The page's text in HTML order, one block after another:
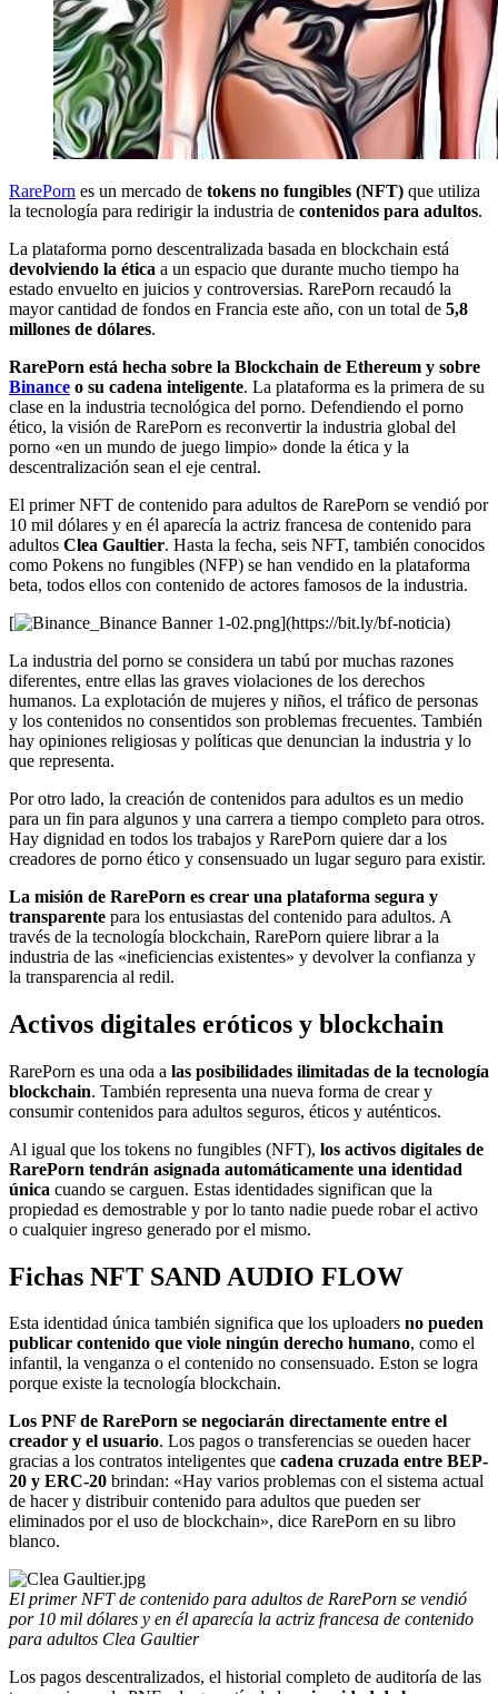
RarePorn es un mercado de tokens no fungibles (NFT) que utiliza
la tecnología para redirigir la industria de contenidos para adultos.
La plataforma porno descentralizada basada en blockchain está
devolviendo la ética a un espacio que durante mucho tiempo ha
estado envuelto en juicios y controversias. RarePorn recaudó la
mayor cantidad de fondos en Francia este año, con un total de 5,8
millones de dólares.
RarePorn está hecha sobre la Blockchain de Ethereum y sobre
Binance o su cadena inteligente. La plataforma es la primera de su
clase en la industria tecnológica del porno. Defendiendo el porno
ético, la visión de RarePorn es reconvertir la industria global del
porno «en un mundo de juego limpio» donde la ética y la
descentralización sean el eje central.
El primer NFT de contenido para adultos de RarePorn se vendió por
10 mil dólares y en él aparecía la actriz francesa de contenido para
adultos Clea Gaultier. Hasta la fecha, seis NFT, también conocidos
como Pokens no fungibles (NFP) se han vendido en la plataforma
beta, todos ellos con contenido de actores famosos de la industria.
[
](https://bit.ly/bf-noticia)
La industria del porno se considera un tabú por muchas razones
diferentes, entre ellas las graves violaciones de los derechos
humanos. La explotación de mujeres y niños, el tráfico de personas
y los contenidos no consentidos son problemas frecuentes. También
hay opiniones religiosas y políticas que denuncian la industria y lo
que representa.
Por otro lado, la creación de contenidos para adultos es un medio
para un fin para algunos y una carrera a tiempo completo para otros.
Hay dignidad en todos los trabajos y RarePorn quiere dar a los
creadores de porno ético y consensuado un lugar seguro para existir.
La misión de RarePorn es crear una plataforma segura y
transparente para los entusiastas del contenido para adultos. A
través de la tecnología blockchain, RarePorn quiere librar a la
industria de las «ineficiencias existentes» y devolver la confianza y
la transparencia al redil.
Activos digitales eróticos y blockchain
RarePorn es una oda a las posibilidades ilimitadas de la tecnología
blockchain. También representa una nueva forma de crear y
consumir contenidos para adultos seguros, éticos y auténticos.
Al igual que los tokens no fungibles (NFT), los activos digitales de
RarePorn tendrán asignada automáticamente una identidad
única cuando se carguen. Estas identidades significan que la
propiedad es demostrable y por lo tanto nadie puede robar el activo
o cualquier ingreso generado por el mismo.
Fichas NFT SAND AUDIO FLOW
Esta identidad única también significa que los uploaders no pueden
publicar contenido que viole ningún derecho humano, como el
infantil, la venganza o el contenido no consensuado. Eston se logra
porque existe la tecnología blockchain.
Los PNF de RarePorn se negociarán directamente entre el
creador y el usuario. Los pagos o transferencias se oueden hacer
gracias a los contratos inteligentes que cadena cruzada entre BEP-
20 y ERC-20 brindan: «Hay varios problemas con el sistema actual
de hacer y distribuir contenido para adultos que pueden ser
eliminados por el uso de blockchain», dice RarePorn en su libro
blanco.
El primer NFT de contenido para adultos de RarePorn se vendió
por 10 mil dólares y en él aparecía la actriz francesa de contenido
para adultos Clea Gaultier
Los pagos descentralizados, el historial completo de auditoría de las